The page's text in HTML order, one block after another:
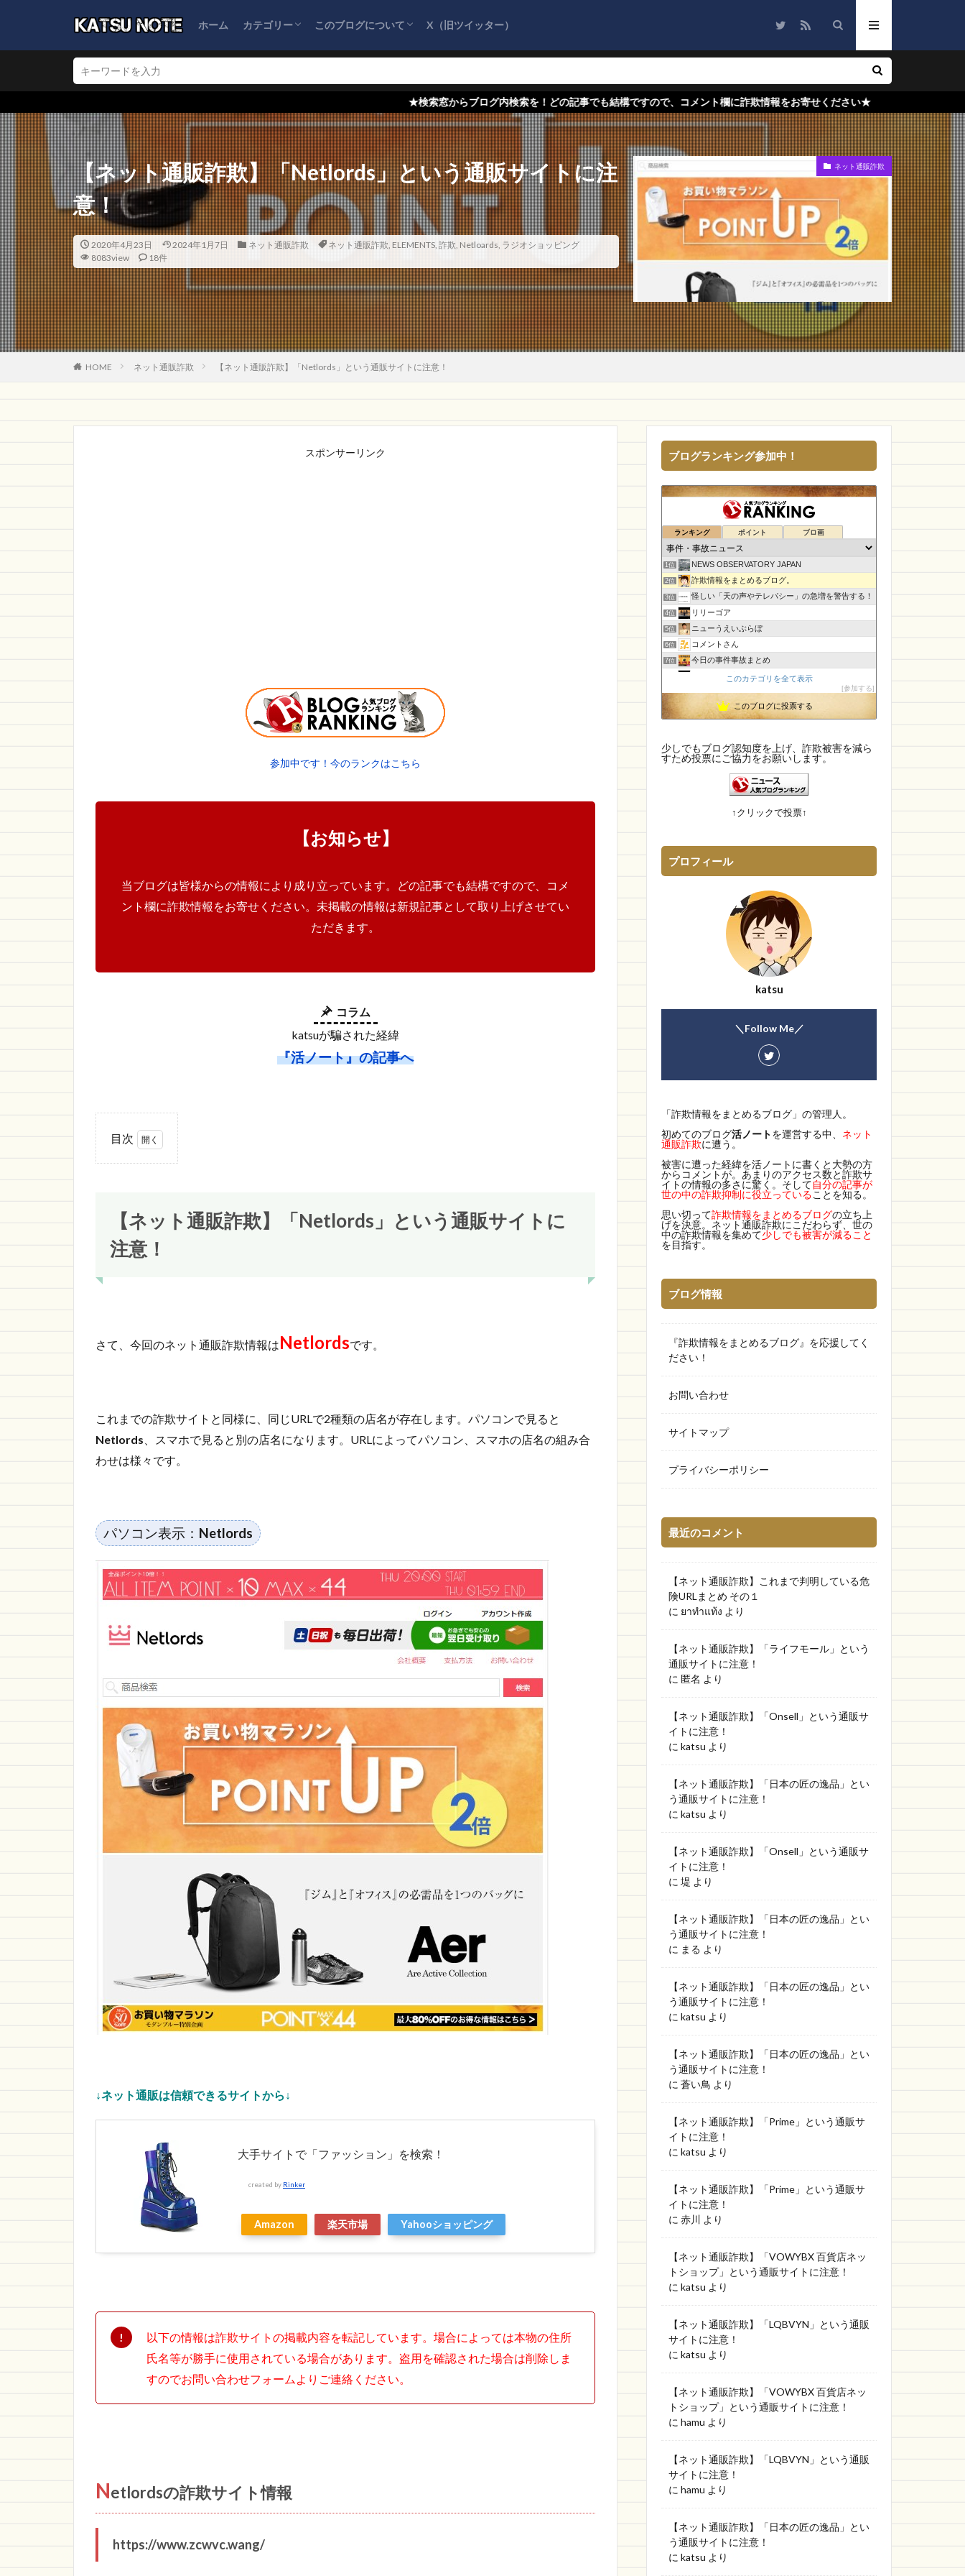
ホーム カテゴリー
ブログ運営
ネット通販詐欺
怪しい会社情報
このブログについて
サイトマップ
プライバシーポリシー
お問い合わせ
『詐欺情報をまとめるブログ』を応援してく
ださい！
X（旧ツイッター）
★検索窓からブログ内検索を！どの記事でも結構ですので、コメント欄に詐欺情報をお寄せください★
【ネット通販詐欺】「Netlords」という通販サイトに注
意！
2020年4月23日 2024年1月7日 ネット通販詐欺 ネット通販詐欺, ELEMENTS, 詐欺, Netloards, ラジオショッピング
8083view
18件
ネット通販詐欺
HOME ネット通販詐欺 【ネット通販詐欺】「Netlords」という通販サイトに注意！
スポンサーリンク
参加中です！今のランクはこちら
【お知らせ】
当ブログは皆様からの情報により成り立っています。どの記事でも結構ですので、コメ
ント欄に詐欺情報をお寄せください。未掲載の情報は新規記事として取り上げさせてい
ただきます。
コラム
katsuが騙された経緯
『活ノート』の記事へ
目次
という通販
意！
情報
「Netlords」
は他にも！
1.2
【ネット通販詐欺】「Netlords」という通販サイトに
注意！
さて、今回のネット通販詐欺情報はNetlordsです。
これまでの詐欺サイトと同様に、同じURLで2種類の店名が存在します。パソコンで見ると
Netlords 、スマホで見ると別の店名になります。URLによってパソコン、スマホの店名の組み合
わせは様々です。
パソコン表示： Netlords
↓ネット通販は信頼できるサイトから↓
大手サイトで「ファッション」を検索！
created by Rinker
Amazon 楽天市場 Yahooショッピング
以下の情報は詐欺サイトの掲載内容を転記しています。場合によっては本物の住所
氏名等が勝手に使用されている場合があります。盗用を確認された場合は削除しま
すのでお問い合わせフォームよりご連絡ください。
Netlordsの詐欺サイト情報
https://www.zcwvc.wang/
ブログランキング参加中！
ランキング ポイント ブロ画
1位 NEWS OBSERVATORY JAPAN
2位 詐欺情報をまとめるブログ。
3位 怪しい「天の声やテレパシー」の急増を警告する！
4位 リリーゴア
5位 ニューうえいぶらぼ
6位 コメントさん
7位 今日の事件事故まとめ
CamTalk〜生活情報サイト
9位 【国内・海外】ニュースまとめ【芸能・科学・エトセトラ】
10位 執務室
13位 エンジニアの憂鬱
マダムとセニョリータのニュースな杜
このカテゴリを全て表示
参加する
このブログに投票する
少しでもブログ認知度を上げ、詐欺被害を減ら
すため投票にご協力をお願いします。
↑クリックで投票↑
プロフィール
katsu
＼Follow Me／
「詐欺情報をまとめるブログ」の管理人。
初めてのブログ活ノートを運営する中、 ネット
通販詐欺に遭う。
被害に遭った経緯を活ノートに書くと大勢の方
からコメントが。あまりのアクセス数と詐欺サ
イトの情報の多さに驚く。そして自分の記事が
世の中の詐欺抑制に役立っていることを知る。
思い切って詐欺情報をまとめるブログの立ち上
げを決意。ネット通販詐欺にこだわらず、世の
中の詐欺情報を集めて少しでも被害が減ること
を目指す。
ブログ情報
『詐欺情報をまとめるブログ』を応援してく
ださい！
お問い合わせ
サイトマップ
プライバシーポリシー
最近のコメント
【ネット通販詐欺】これまで判明している危
険URLまとめ その１
に ยาทำแท้ง より
【ネット通販詐欺】「ライフモール」という
通販サイトに注意！
に 匿名 より
【ネット通販詐欺】「Onsell」という通販サ
イトに注意！
に katsu より
【ネット通販詐欺】「日本の匠の逸品」とい
う通販サイトに注意！
に katsu より
【ネット通販詐欺】「Onsell」という通販サ
イトに注意！
に 堤 より
【ネット通販詐欺】「日本の匠の逸品」とい
う通販サイトに注意！
に まる より
【ネット通販詐欺】「日本の匠の逸品」とい
う通販サイトに注意！
に katsu より
【ネット通販詐欺】「日本の匠の逸品」とい
う通販サイトに注意！
に 蒼い鳥 より
【ネット通販詐欺】「Prime」という通販サ
イトに注意！
に katsu より
【ネット通販詐欺】「Prime」という通販サ
イトに注意！
に 赤川 より
【ネット通販詐欺】「VOWYBX 百貨店ネッ
トショップ」という通販サイトに注意！
に katsu より
【ネット通販詐欺】「LQBVYN」という通販
サイトに注意！
に katsu より
【ネット通販詐欺】「VOWYBX 百貨店ネッ
トショップ」という通販サイトに注意！
に hamu より
【ネット通販詐欺】「LQBVYN」という通販
サイトに注意！
に hamu より
【ネット通販詐欺】「日本の匠の逸品」とい
う通販サイトに注意！
に katsu より